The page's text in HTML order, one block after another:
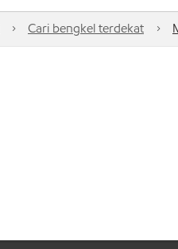
Cari bengkel terdekat